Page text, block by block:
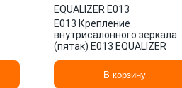
EQUALIZER·Е013
Е013 Крепление
внутрисалонного зеркала
(пятак) Е013 EQUALIZER
В корзину